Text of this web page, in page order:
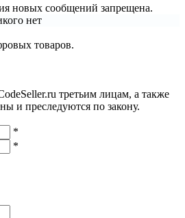
новых сообщений запрещена.
нет
товаров.
третьим лицам, а также
и преследуются по закону.
*
*